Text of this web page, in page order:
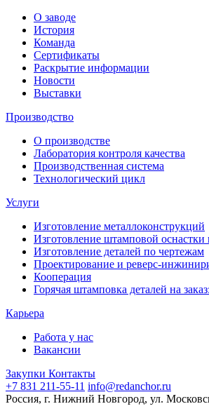
О заводе
История
Команда
Сертификаты
Раскрытие информации
Новости
Выставки
Производство
О производстве
Лаборатория контроля качества
Производственная система
Технологический цикл
Услуги
Изготовление металлоконструкций
Изготовление штамповой оснастки
Изготовление деталей по чертежам
Проектирование и реверс-
Кооперация
Горячая штамповка деталей на
Карьера
Работа у нас
Вакансии
Закупки Контакты
+7 831 211-55-11 info@redanchor.ru
Россия, г. Нижний Новгород, ул.